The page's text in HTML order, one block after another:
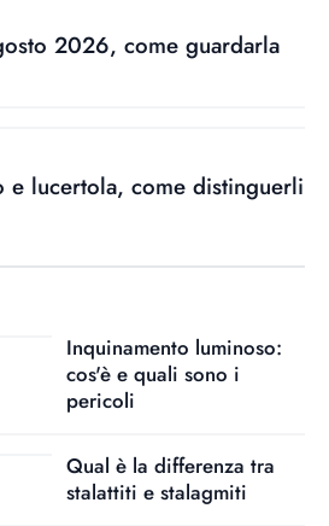
2026, come guardarla
e lucertola, come distinguerli
Inquinamento luminoso:
cos'è e quali sono i
pericoli
Qual è la differenza tra
stalattiti e stalagmiti